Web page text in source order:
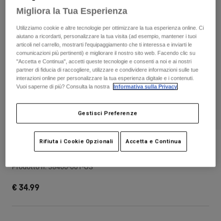
Pantaloncini
Giacche
Maschere
Calze
Pantaloni
Guanti
Giacche
Protezioni
Calze
Borse e accessori
Camicie
Vedi tutto
Donna
Giacche
Pantaloni & Pantaloncini
Vedi tutto
Protezioni
Maschere
Calze
Vedi tutto
Pantaloni
Cappellino Fox Head Camper
Prodotto n.38460-001-OS
€ 34.99
Migliora la Tua Esperienza
Utilizziamo cookie e altre tecnologie per ottimizzare la tua esperienza online. Ci
aiutano a ricordarti, personalizzare la tua visita (ad esempio, mantener i tuoi
articoli nel carrello, mostrarti l’equipaggiamento che ti interessa e inviarti le
comunicazioni più pertinenti) e migliorare il nostro sito web. Facendo clic su
"Accetta e Continua", accetti queste tecnologie e consenti a noi e ai nostri
partner di fiducia di raccogliere, utilizzare e condividere informazioni sulle tue
interazioni online per personalizzare la tua esperienza digitale e i contenuti.
Vuoi saperne di più? Consulta la nostra
Informativa sulla Privacy
Gestisci Preferenze
Rifiuta i Cookie Opzionali Accetta e Continua